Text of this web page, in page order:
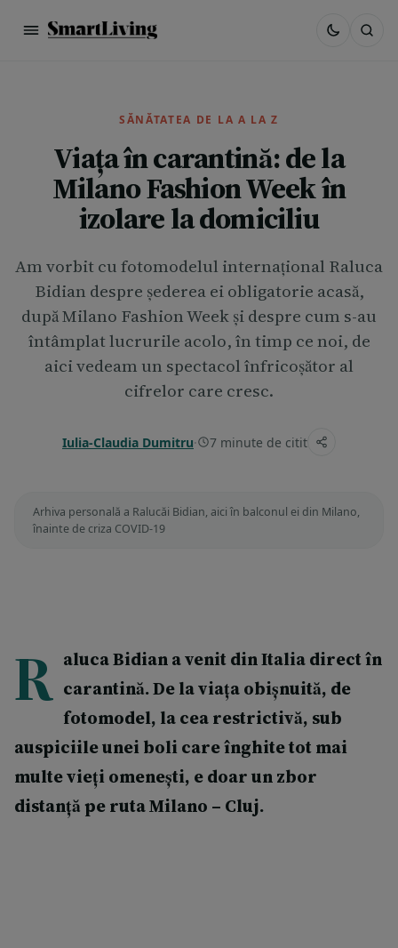
SĂNĂTATEA DE LA A LA Z
Viața în carantină: de la
Milano Fashion Week în
izolare la domiciliu
Am vorbit cu fotomodelul internațional Raluca
Bidian despre șederea ei obligatorie acasă,
după Milano Fashion Week și despre cum s-au
întâmplat lucrurile acolo, în timp ce noi, de
aici vedeam un spectacol înfricoșător al
cifrelor care cresc.
Iulia-Claudia Dumitru· 7 minute de citit
Arhiva personală a Ralucăi Bidian, aici în balconul ei din Milano,
înainte de criza COVID-19
R aluca Bidian a venit din Italia direct în
carantină. De la viața obișnuită, de
fotomodel, la cea restrictivă, sub
auspiciile unei boli care înghite tot mai
multe vieți omenești, e doar un zbor
distanță pe ruta Milano – Cluj.